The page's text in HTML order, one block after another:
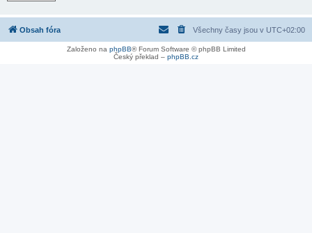
Obsah fóra Všechny časy jsou v UTC+02:00
Založeno na phpBB® Forum Software © phpBB Limited
Český překlad – phpBB.cz